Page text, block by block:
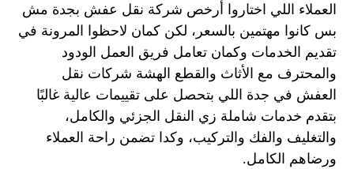
العملاء اللي اختاروا أرخص شركة نقل عفش بجدة مش
بس كانوا مهتمين بالسعر، لكن كمان لاحظوا المرونة في
تقديم الخدمات وكمان تعامل فريق العمل الودود
والمحترف مع الأثاث والقطع الهشة شركات نقل
العفش في جدة اللي بتحصل على تقييمات عالية غالبًا
بتقدم خدمات شاملة زي النقل الجزئي والكامل،
والتغليف والفك والتركيب، وكدا تضمن راحة العملاء
ورضاهم الكامل.